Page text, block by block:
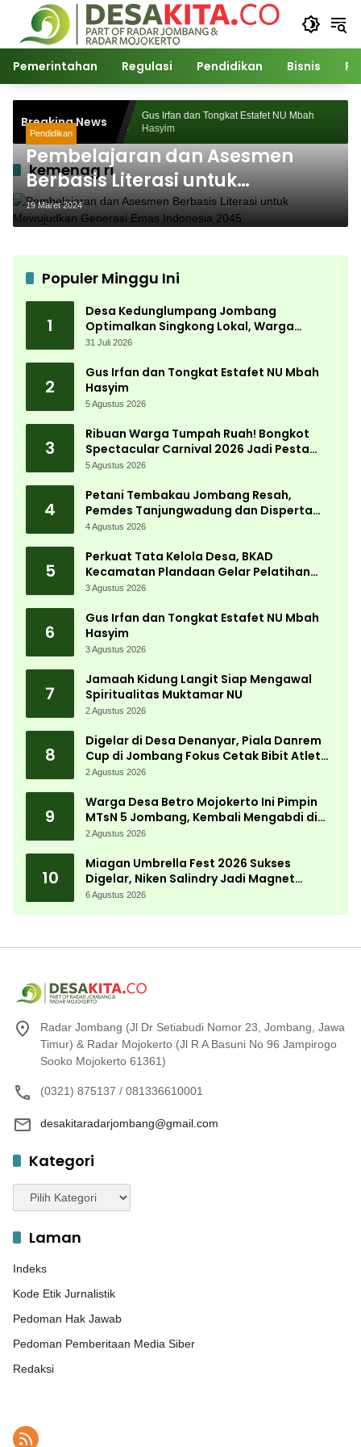
Langsung
konten
Pemerintahan Regulasi Pendidikan Bisnis
Breaking News
Digelar,
Gus Irfan dan Tongkat Estafet NU Mbah
Hasyim
kemenag ri
Pendidikan
Pembelajaran dan Asesmen
Berbasis Literasi untuk
Mewujudkan Generasi Emas
Indonesia 2045
19 Maret 2024
Populer Minggu Ini
1
Desa Kedunglumpang Jombang
Optimalkan Singkong Lokal, Warga
Diajari Produksi Tepung Mocaf
31 Juli 2026
2
Gus Irfan dan Tongkat Estafet NU Mbah
Hasyim
5 Agustus 2026
3
Ribuan Warga Tumpah Ruah! Bongkot
Spectacular Carnival 2026 Jadi Pesta
Kemerdekaan Terbesar di Peterongan
5 Agustus 2026
4
Petani Tembakau Jombang Resah,
Pemdes Tanjungwadung dan Disperta
Bergerak Cepat
4 Agustus 2026
5
Perkuat Tata Kelola Desa, BKAD
Kecamatan Plandaan Gelar Pelatihan
Aparatur Pemdes
3 Agustus 2026
6
Gus Irfan dan Tongkat Estafet NU Mbah
Hasyim
3 Agustus 2026
7
Jamaah Kidung Langit Siap Mengawal
Spiritualitas Muktamar NU
2 Agustus 2026
8
Digelar di Desa Denanyar, Piala Danrem
Cup di Jombang Fokus Cetak Bibit Atlet
Menembak Berprestasi
2 Agustus 2026
9
Warga Desa Betro Mojokerto Ini Pimpin
MTsN 5 Jombang, Kembali Mengabdi di
Almamater
2 Agustus 2026
10
Miagan Umbrella Fest 2026 Sukses
Digelar, Niken Salindry Jadi Magnet
Ribuan Pengunjung
6 Agustus 2026
Radar Jombang (Jl Dr Setiabudi Nomor 23, Jombang, Jawa
Timur) & Radar Mojokerto (Jl R A Basuni No 96 Jampirogo
Sooko Mojokerto 61361)
(0321) 875137 / 081336610001
desakitaradarjombang@gmail.com
Kategori
Kategori
Laman
Indeks
Kode Etik Jurnalistik
Pedoman Hak Jawab
Pedoman Pemberitaan Media Siber
Redaksi